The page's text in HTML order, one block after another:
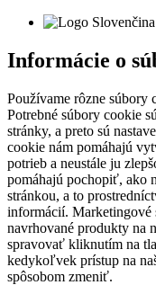
Informácie o
Používame rôzne súbory
Potrebné súbory cookie
stránky, a preto sú
cookie nám pomáhajú
potrieb a neustále ju
pomáhajú pochopiť, ako
stránkou, a to
informácií. Marketingové
navrhované produkty na
spravovať kliknutím na
kedykoľvek prístup na
spôsobom zmeniť.